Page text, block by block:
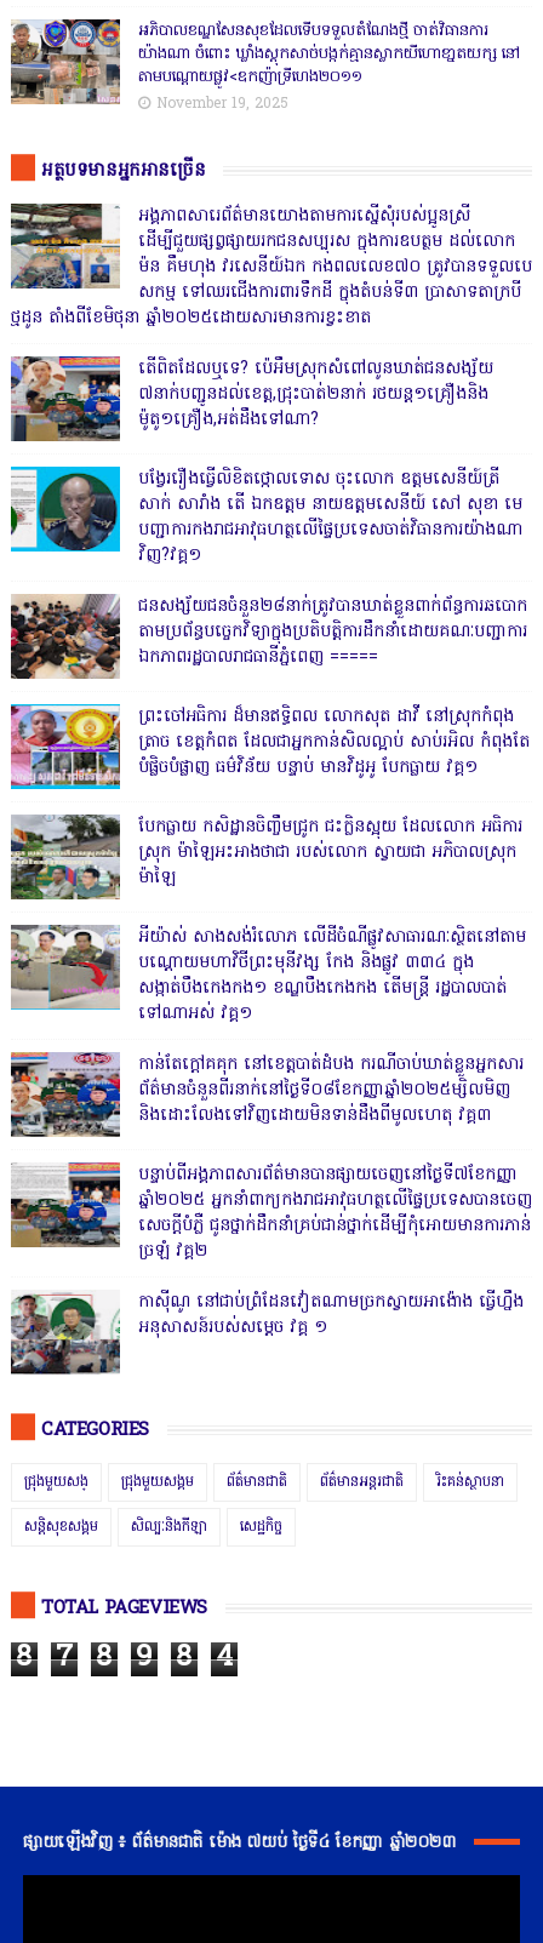
អភិបាលខណ្ឌសែនសុខដែលទើបទទួលតំណែងថ្មី ចាត់វិធានការ
យ៉ាងណា ចំពោះ ឃ្លាំងស្តុកសាច់បង្កក់គ្មានស្លាកយីហោខា្នតយក្ស នៅ
តាមបណ្តោយផ្លូវ<ឧកញ៉ាទ្រីហេង២០១១
November 19, 2025
អត្ថបទមានអ្នកអានច្រើន
អង្គភាពសារេព័ត៌មានយោងតាមការស្នើសុំរបស់ប្អូនស្រី
ដើម្បីជួយផ្សព្វផ្សាយរកជនសប្បុរស ក្នុងការឧបត្ថម ដល់លោក
ម៉ន គឹមហុង វរសេនីយ៍ឯក កងពលលេខ៧០ ត្រូវបានទទួលបេ
សកម្ម ទៅឈរជើងការពារទឹកដី ក្នុងតំបន់ទី៣ ប្រាសាទតាក្របី
ថ្មដូន តាំងពីខែមិថុនា ឆ្នាំ២០២៥ដោយសារមានការខ្វះខាត
តើពិតដែលឬទេ? ប៉េអឹមស្រុកសំពៅលូនឃាត់ជនសង្ស័យ
៧នាក់បញ្ជូនដល់ខេត្ត,ជ្រុះបាត់២នាក់ រថយន្ត១គ្រឿងនិង
ម៉ូតូ១គ្រឿង,អត់ដឹងទៅណា?
បង្វែររឿងធ្វើលិខិតថ្កោលទោស ចុះលោក ឧត្តមសេនីយ៍ត្រី
សាក់ សារាំង តើ ឯកឧត្តម នាយឧត្តមសេនីយ៍ សៅ សុខា មេ
បញ្ជាការកងរាជអាវុធហត្ថលើផ្ទៃប្រទេសចាត់វិធានការយ៉ាងណា
វិញ?វគ្គ១
ជនសង្ស័យជនចំនួន២៨នាក់ត្រូវបានឃាត់ខ្លួនពាក់ព័ន្ធការឆបោក
តាមប្រព័ន្ធបច្ចេកវិទ្យាក្នុងប្រតិបត្តិការដឹកនាំដោយគណៈបញ្ជាការ
ឯកភាពរដ្ឋបាលរាជធានីភ្នំពេញ ‎=====
ព្រះចៅអធិការ ដ៏មានឥទ្ធិពល លោកសុត ដាវី នៅស្រុកកំពុង
ត្រាច ខេត្តកំពត ដែលជាអ្នកកាន់សិលល្អាប់ សាប់រអិល កំពុងតែ
បំផ្លិចបំផ្លាញ ធម៌វិន័យ បន្ទាប់ មានវិដូអូ បែកធ្លាយ វគ្គ១
បែកធ្លាយ កសិដ្ឋានចិញ្ចឹមជ្រូក ជះក្លិនស្អុយ ដែលលោក អធិការ
ស្រុក ម៉ាឡៃអះអាងថាជា របស់លោក ស្វាយជា អភិបាលស្រុក
ម៉ាឡៃ
អីយ៉ាស់ សាងសង់រំលោភ លើដីចំណីផ្លូវសាធារណៈស្ថិតនៅតាម
បណ្ដោយមហាវិថីព្រះមុនីវង្ស កែង និងផ្លូវ ៣៣៤ ក្នុង
សង្កាត់បឹងកេងកង១ ខណ្ឌបឹងកេងកង តើមន្ត្រី រដ្ឋបាលបាត់
ទៅណាអស់ វគ្គ១
កាន់តែក្តៅគគុក នៅខេត្តបាត់ដំបង ករណីចាប់ឃាត់ខ្លួនអ្នកសារ
ព័ត៌មានចំនួនពីរនាក់នៅថ្ងៃទី០៨ខែកញ្ញាឆ្នាំ២០២៥ម្សិលមិញ
និងដោះលែងទៅវិញដោយមិនទាន់ដឹងពីមូលហេតុ វគ្គ៣
បន្ទាប់ពីអង្គភាពសារព័ត៌មានបានផ្សាយចេញនៅថ្ងៃទី៧ខែកញ្ញា
ឆ្នាំ២០២៥ អ្នកនាំពាក្យកងរាជអាវុធហត្ថលើផ្ទៃប្រទេសបានចេញ
សេចក្តីបំភ្លឺ ជូនថ្នាក់ដឹកនាំគ្រប់ជាន់ថ្នាក់ដើម្បីកុំអោយមានការភាន់
ច្រឡំ វគ្គ២
កាសុីណូ នៅជាប់ព្រំដែនវៀតណាមច្រកស្វាយអាង៉ោង ធ្វើហ្នឹង
អនុសាសន៍របស់សម្ដេច វគ្គ ១
CATEGORIES
ជ្រុងមួយសង្ ជ្រុងមួយសង្គម ព័ត៌មានជាតិ ព័ត៌មានអន្តរជាតិ រិះគន់ស្ថាបនា
សន្តិសុខសង្គម សិល្បៈនិងកីឡា សេដ្ឋកិច្ច
TOTAL PAGEVIEWS
8 7 8 9 8 4
ផ្សាយឡើងវិញ ៖ ព័ត៌មានជាតិ ម៉ោង ៧យប់ ថ្ងៃទី៤ ខែកញ្ញា ឆ្នាំ២០២៣